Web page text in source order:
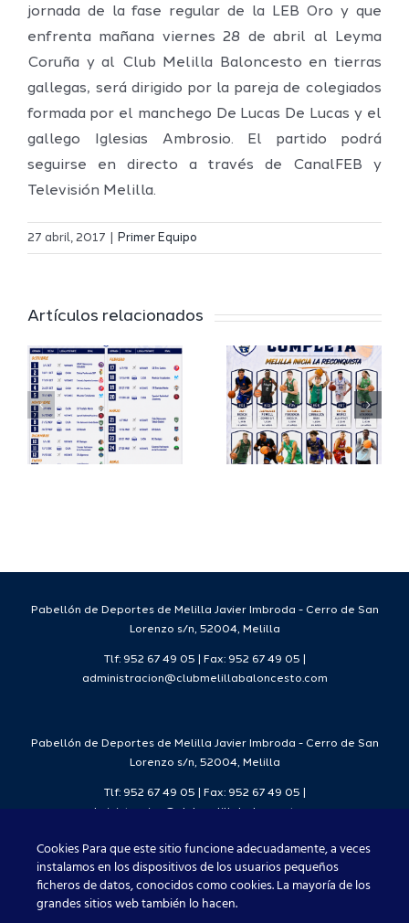
jornada de la fase regular de la LEB Oro y que
enfrenta mañana viernes 28 de abril al Leyma
Coruña y al Club Melilla Baloncesto en tierras
gallegas, será dirigido por la pareja de colegiados
formada por el manchego De Lucas De Lucas y el
gallego Iglesias Ambrosio. El partido podrá
seguirse en directo a través de CanalFEB y
Televisión Melilla.
27 abril, 2017 Primer Equipo
Artículos relacionados
El Melilla
del
Deporte
completa
su
proyecto
FEB y la
Copa
España
FEB para
2026/27
Pabellón de Deportes de Melilla Javier Imbroda - Cerro de San
Lorenzo s/n, 52004, Melilla
Tlf: 952 67 49 05 | Fax: 952 67 49 05 |
administracion@clubmelillabaloncesto.com
Pabellón de Deportes de Melilla Javier Imbroda - Cerro de San
Lorenzo s/n, 52004, Melilla
Tlf: 952 67 49 05 | Fax: 952 67 49 05 |
Club Melilla Baloncesto 2021
Cookies Para que este sitio funcione adecuadamente, a veces
instalamos en los dispositivos de los usuarios pequeños
ficheros de datos, conocidos como cookies. La mayoría de los
grandes sitios web también lo hacen.